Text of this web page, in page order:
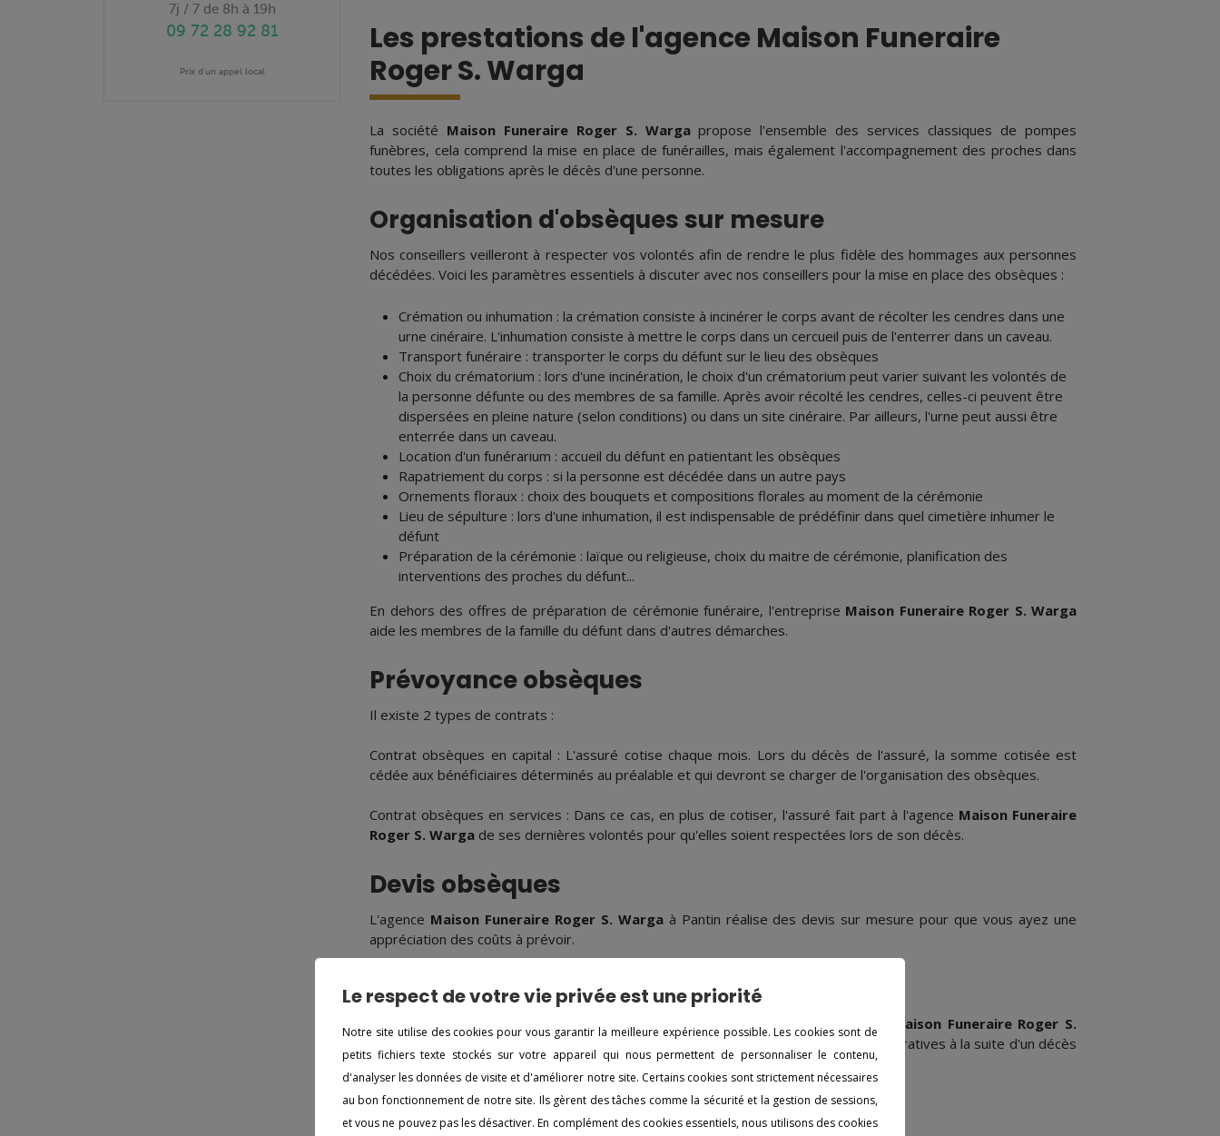
Les prestations de l'agence Maison Funeraire
Roger S. Warga
La société Maison Funeraire Roger S. Wargapropose l'ensemble des services classiques de pompes
funèbres, cela comprend la mise en place de funérailles, mais également l'accompagnement des proches dans
toutes les obligations après le décès d'une personne.
Organisation d'obsèques sur mesure
Nos conseillers veilleront à respecter vos volontés afin de rendre le plus fidèle des hommages aux personnes
décédées. Voici les paramètres essentiels à discuter avec nos conseillers pour la mise en place des obsèques :
Crémation ou inhumation : la crémation consiste à incinérer le corps avant de récolter les cendres dans une
urne cinéraire. L'inhumation consiste à mettre le corps dans un cercueil puis de l'enterrer dans un caveau.
Transport funéraire : transporter le corps du défunt sur le lieu des obsèques
Choix du crématorium : lors d'une incinération, le choix d'un crématorium peut varier suivant les volontés de
la personne défunte ou des membres de sa famille. Après avoir récolté les cendres, celles-ci peuvent être
dispersées en pleine nature (selon conditions) ou dans un site cinéraire. Par ailleurs, l'urne peut aussi être
enterrée dans un caveau.
Location d'un funérarium : accueil du défunt en patientant les obsèques
Rapatriement du corps : si la personne est décédée dans un autre pays
Ornements floraux : choix des bouquets et compositions florales au moment de la cérémonie
Lieu de sépulture : lors d'une inhumation, il est indispensable de prédéfinir dans quel cimetière inhumer le
défunt
Préparation de la cérémonie : laïque ou religieuse, choix du maitre de cérémonie, planification des
interventions des proches du défunt...
En dehors des offres de préparation de cérémonie funéraire, l'entreprise Maison Funeraire Roger S. Warga
aide les membres de la famille du défunt dans d'autres démarches.
Prévoyance obsèques
Il existe 2 types de contrats :
Contrat obsèques en capital : L'assuré cotise chaque mois. Lors du décès de l'assuré, la somme cotisée est
cédée aux bénéficiaires déterminés au préalable et qui devront se charger de l'organisation des obsèques.
Contrat obsèques en services : Dans ce cas, en plus de cotiser, l'assuré fait part à l'agence Maison Funeraire
Roger S. Warga de ses dernières volontés pour qu'elles soient respectées lors de son décès.
Devis obsèques
L'agence Maison Funeraire Roger S. Wargaà Pantin réalise des devis sur mesure pour que vous ayez une
appréciation des coûts à prévoir.
Démarches administratives
Faire-part de décès, avis de décès, résiliation de divers contrats... L'entreprise
Maison Funeraire Roger S.
vous soulage et se charge de l'intégralité des démarches légales et administratives à la suite d'un décès
d'un de vos proches.
Marbrerie funéraire
7j / 7 de 8h à 19h
09 72 28 92 81
Prix d'un appel local
Le respect de votre vie privée est une priorité
Notre site utilise des cookies pour vous garantir la meilleure expérience possible. Les cookies sont de
petits fichiers texte stockés sur votre appareil qui nous permettent de personnaliser le contenu,
d'analyser les données de visite et d'améliorer notre site. Certains cookies sont strictement nécessaires
au bon fonctionnement de notre site. Ils gèrent des tâches comme la sécurité et la gestion de sessions,
et vous ne pouvez pas les désactiver. En complément des cookies essentiels, nous utilisons des cookies